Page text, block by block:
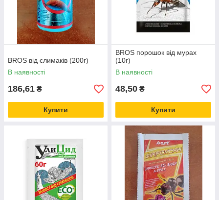
BROS від слимаків (200г)
В наявності
186,61 ₴
Купити
BROS порошок від мурах
(10г)
В наявності
48,50 ₴
Купити